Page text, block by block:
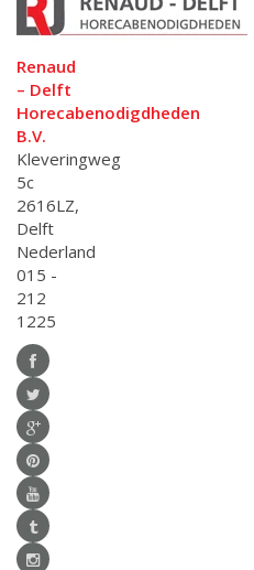
Renaud
– Delft
Horecabenodigdheden
B.V.
Kleveringweg
5c
2616LZ,
Delft
Nederland
015 -
212
1225